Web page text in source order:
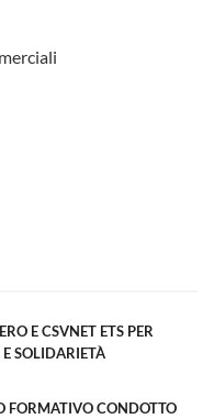
E CSVNET ETS PER
SOLIDARIETÀ
FORMATIVO CONDOTTO